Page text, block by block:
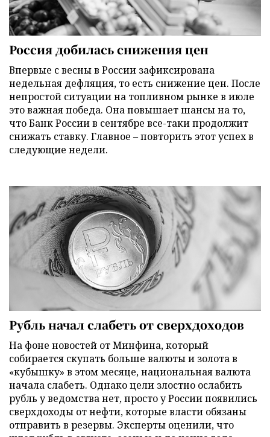
Россия добилась снижения цен
Впервые с весны в России зафиксирована
недельная дефляция, то есть снижение цен. После
непростой ситуации на топливном рынке в июле
это важная победа. Она повышает шансы на то,
что Банк России в сентябре все-таки продолжит
снижать ставку. Главное – повторить этот успех в
следующие недели.
Рубль начал слабеть от сверхдоходов
На фоне новостей от Минфина, который
собирается скупать больше валюты и золота в
«кубышку» в этом месяце, национальная валюта
начала слабеть. Однако цели злостно ослабить
рубль у ведомства нет, просто у России появились
сверхдоходы от нефти, которые власти обязаны
отправить в резервы. Эксперты оценили, что